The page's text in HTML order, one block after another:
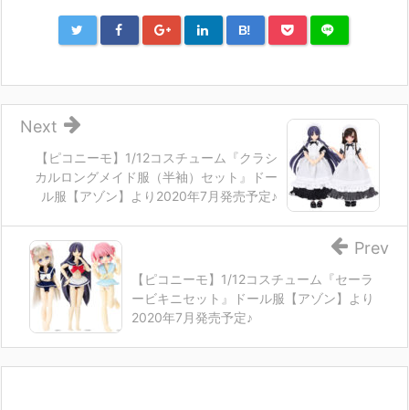
B!
【ピコニーモ】1/12コスチューム『クラシ
カルロングメイド服（半袖）セット』ドー
ル服【アゾン】より2020年7月発売予定♪
Next
【ピコニーモ】1/12コスチューム『セーラ
ービキニセット』ドール服【アゾン】より
2020年7月発売予定♪
Prev